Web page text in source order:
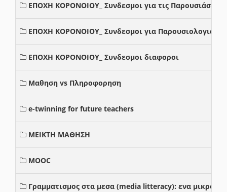
ΕΠΟΧΗ ΚΟΡΟΝΟΙΟΥ_ Συνδεσμοι για τις Παρουσιάσεις
ΕΠΟΧΗ ΚΟΡΟΝΟΙΟΥ_ Συνδεσμοι για Παρουσιολογια
ΕΠΟΧΗ ΚΟΡΟΝΟΙΟΥ_ Συνδεσμοι διαφοροι
Μαθηση vs Πληροφορηση
e-twinning for future teachers
ΜΕΙΚΤΗ ΜΑΘΗΣΗ
MOOC
Γραμματισμος στα μεσα (media litteracy): ενα μικρο